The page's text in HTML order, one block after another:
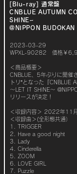
[Blu-ray] 通常盤
CNBLUE AUTUMN
SHINE~
@NIPPON BUDOKAN
2023-03-29
WPXL-90282 価格￥
＜商品概要＞
CNBLUE、5年ぶりに開催
トリ”となった『
～LET IT SHINE～
リリースが決定！
＜収録内容＞ 2022年11
＜収録曲＞(全形態共通）
1. TRIGGER
2. Have a good night
3. Lady
4. Cinderella
5. ZOOM
6. LOVE GIRL
7. Puzzle